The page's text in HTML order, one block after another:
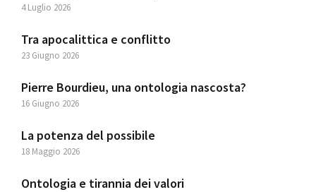
4 Luglio 2026
Tra apocalittica e conflitto
23 Giugno 2026
Pierre Bourdieu, una ontologia nascosta?
16 Giugno 2026
La potenza del possibile
18 Maggio 2026
Ontologia e tirannia dei valori